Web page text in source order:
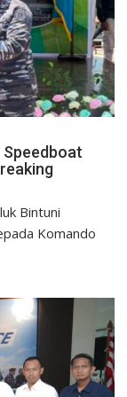
Speedboat
Bintuni
Komando